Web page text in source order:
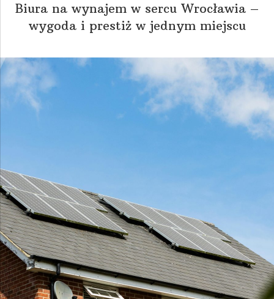
Biura na wynajem w sercu Wrocławia –
wygoda i prestiż w jednym miejscu